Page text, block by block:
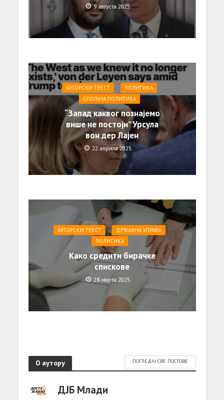
9. августа 2025.
АУТОРСКИ ТЕКСТ
ПОЛИТИКА
СПОЉНА ПОЛИТИКА
“Запад каквог познајемо
више не постоји” Урсула
вон дер Лајен
22. априла 2025.
АУТОРСКИ ТЕКСТ
ДРЖАВНА УПРАВА
ПОЛИТИКА
Како средити бирачке
спискове
28. марта 2025.
О аутору ПОГЛЕДАЈ СВЕ ПОСТОВЕ
ДЈБ Млади